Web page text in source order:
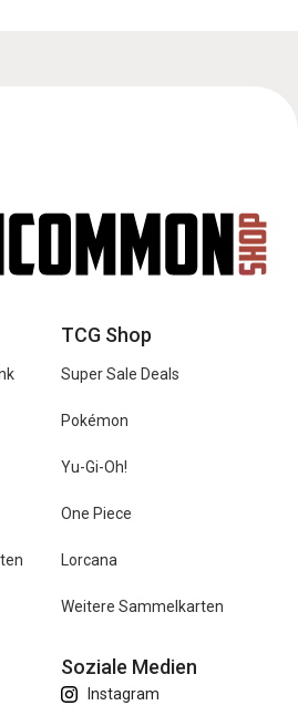
TCG Shop
Super Sale Deals
Pokémon
Yu-Gi-Oh!
One Piece
Lorcana
Weitere Sammelkarten
Soziale Medien
Instagram